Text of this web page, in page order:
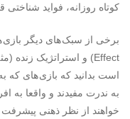
کوتاه روزانه، فواید
است بدانید که بازی های
به ندرت مفیدند و واقعا به
خواهند از نظر ذهنی